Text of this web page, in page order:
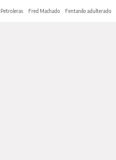
Petroleras Fred Machado Fentanilo adulterado